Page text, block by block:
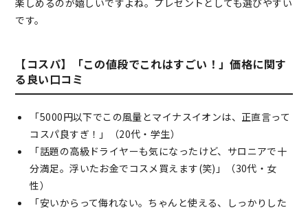
です。
【コスパ】「この値段でこれはすごい！」価格に関す
る良い口コミ
「5000円以下でこの風量とマイナスイオンは、正直言って
コスパ良すぎ！」（20代・学生）
「話題の高級ドライヤーも気になったけど、サロニアで十
分満足。浮いたお金でコスメ買えます(笑)」（30代・女
性）
「安いからって侮れない。ちゃんと使える、しっかりした